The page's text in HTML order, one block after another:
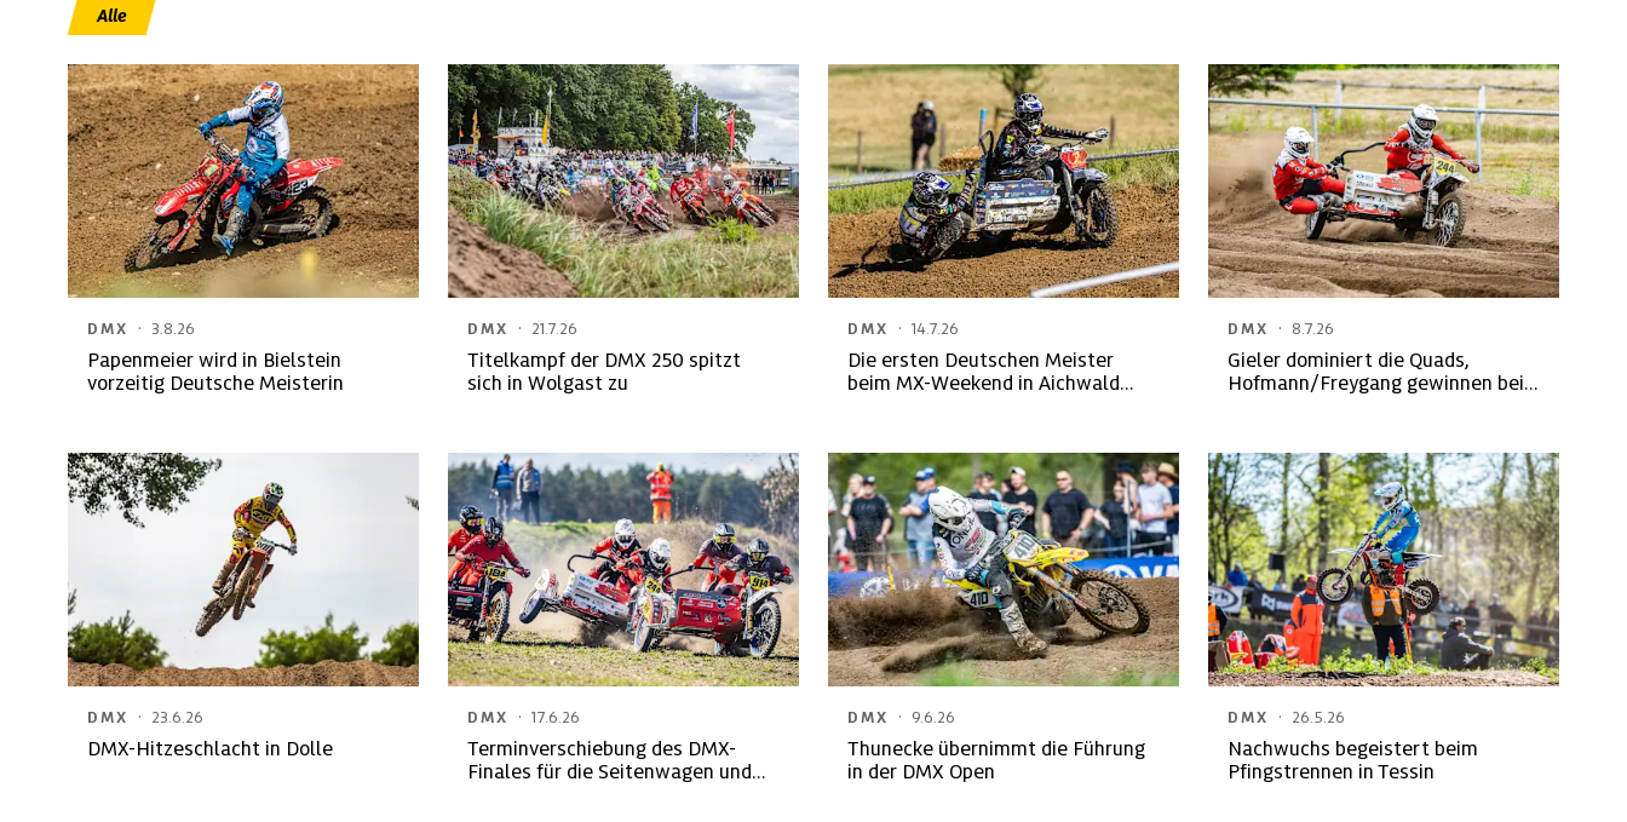
Alle
DMX · 3.8.26
Papenmeier wird in Bielstein
vorzeitig Deutsche Meisterin
DMX · 21.7.26
Titelkampf der DMX 250 spitzt
sich in Wolgast zu
DMX · 14.7.26
Die ersten Deutschen Meister
beim MX-Weekend in Aichwald
DMX · 8.7.26
Gieler dominiert die Quads,
Hofmann/Freygang gewinnen bei
DMX · 23.6.26
DMX-Hitzeschlacht in Dolle
DMX · 17.6.26
Terminverschiebung des DMX-
Finales für die Seitenwagen und
DMX · 9.6.26
Thunecke übernimmt die Führung
in der DMX Open
DMX · 26.5.26
Nachwuchs begeistert beim
Pfingstrennen in Tessin